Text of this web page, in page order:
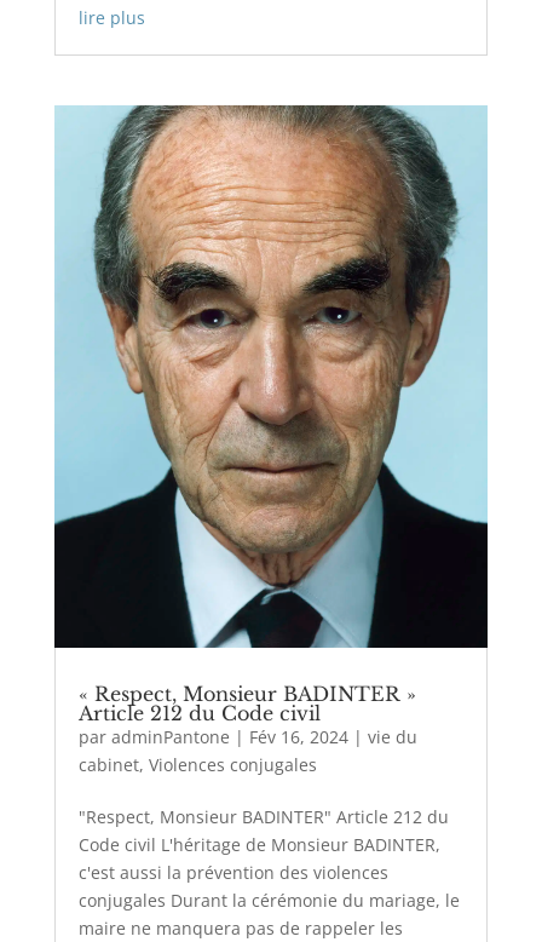
lire plus
« Respect, Monsieur BADINTER »
Article 212 du Code civil
par adminPantone | Fév 16, 2024| vie du
cabinet, Violences conjugales
"Respect, Monsieur BADINTER" Article 212 du
Code civil L'héritage de Monsieur BADINTER,
c'est aussi la prévention des violences
conjugales Durant la cérémonie du mariage, le
maire ne manquera pas de rappeler les